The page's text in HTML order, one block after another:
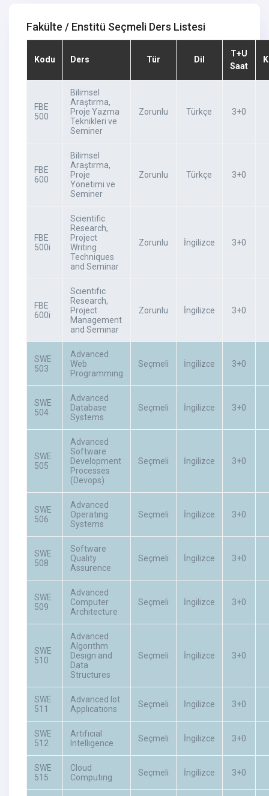
Fakülte / Enstitü Seçmeli Ders Listesi
Kodu Ders Tür Dil
T+U
Saat
FBE
500
Bilimsel
Araştırma,
Proje Yazma
Teknikleri ve
Seminer
Zorunlu Türkçe 3+0
FBE
600
Bilimsel
Araştırma,
Proje
Yönetimi ve
Seminer
Zorunlu Türkçe 3+0
FBE
500i
Scientific
Research,
Project
Writing
Techniques
and Seminar
Zorunlu İngilizce 3+0
FBE
600i
Scıentıfıc
Research,
Project
Management
and Semınar
Zorunlu İngilizce 3+0
SWE
503
Advanced
Web
Programmıng
Seçmeli İngilizce 3+0
SWE
504
Advanced
Database
Systems
Seçmeli İngilizce 3+0
SWE
505
Advanced
Software
Development
Processes
(Devops)
Seçmeli İngilizce 3+0
SWE
506
Advanced
Operatıng
Systems
Seçmeli İngilizce 3+0
SWE
508
Software
Qualıty
Assurence
Seçmeli İngilizce 3+0
SWE
509
Advanced
Computer
Archıtecture
Seçmeli İngilizce 3+0
SWE
510
Advanced
Algorıthm
Desıgn and
Data
Structures
Seçmeli İngilizce 3+0
SWE
511
Advanced Iot
Applıcatıons
Seçmeli İngilizce 3+0
SWE
512
Artıfıcıal
Intellıgence
Seçmeli İngilizce 3+0
SWE
515
Cloud
Computıng
Seçmeli İngilizce 3+0